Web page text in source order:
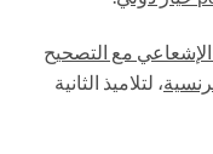
مع التصحيح
، لتلاميذ الثانية